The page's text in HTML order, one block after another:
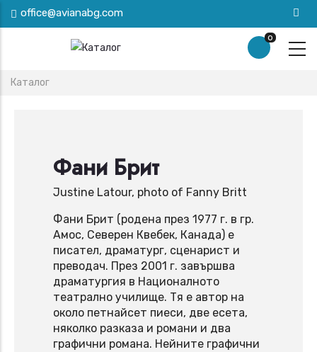
Премини
към
office@avianabg.com
0
Breadcrumb
Каталог
Фани Брит
Justine Latour, photo of Fanny Britt
Фани Брит (родена през 1977 г. в гр.
Амос, Северен Квебек, Канада) е
писател, драматург, сценарист и
преводач. През 2001 г. завършва
драматургия в Националното
театрално училище. Тя е автор на
около петнайсет пиеси, две есета,
няколко разказа и романи и два
графични романа. Нейните графични